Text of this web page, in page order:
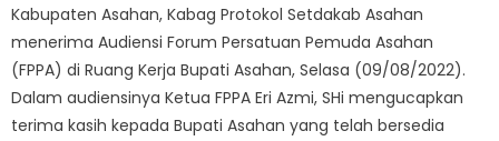
Kabupaten Asahan, Kabag Protokol Setdakab Asahan
menerima Audiensi Forum Persatuan Pemuda Asahan
(FPPA) di Ruang Kerja Bupati Asahan, Selasa (09/08/2022).
Dalam audiensinya Ketua FPPA Eri Azmi, SHi mengucapkan
terima kasih kepada Bupati Asahan yang telah bersedia